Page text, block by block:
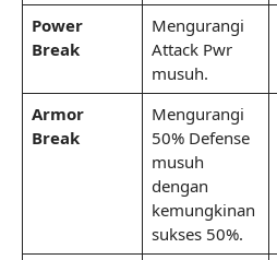
Power
Break
Mengurangi
Attack Pwr
musuh.
Armor
Break
Mengurangi
50% Defense
musuh
dengan
kemungkinan
sukses 50%.